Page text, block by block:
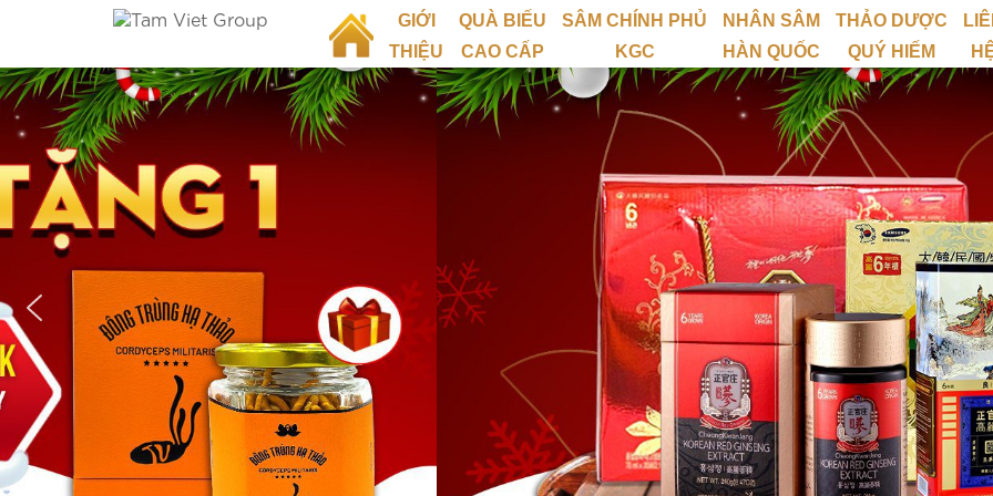
GIỚI
THIỆU
QUÀ BIẾU
CAO CẤP
SÂM CHÍNH PHỦ
KGC
NHÂN SÂM
HÀN QUỐC
THẢO DƯỢC
QUÝ HIẾM